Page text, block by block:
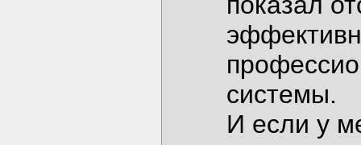
системы.
И если у